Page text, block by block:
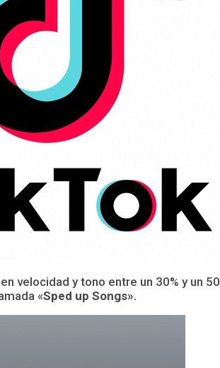
velocidad y tono entre un 30% y un
«Sped up Songs».